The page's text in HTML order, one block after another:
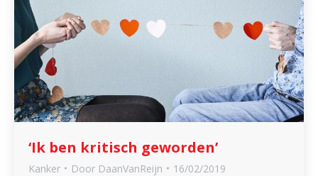
‘Ik ben kritisch geworden’
Kanker Door DaanVanReijn 16/02/2019